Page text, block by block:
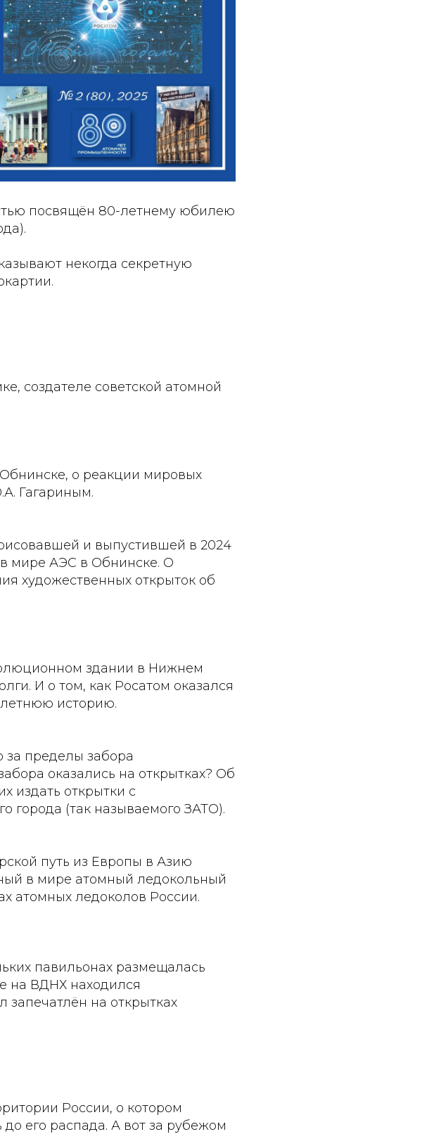
посвящён 80-летнему юбилею
некогда секретную
создателе советской атомной
о реакции мировых
Гагариным.
и выпустившей в 2024
мире АЭС в Обнинске. О
художественных открыток об
здании в Нижнем
И о том, как Росатом оказался
историю.
за пределы забора
оказались на открытках? Об
издать открытки с
города (так называемого ЗАТО).
путь из Европы в Азию
в мире атомный ледокольный
атомных ледоколов России.
павильонах размещалась
на ВДНХ находился
на открытках
России, о котором
его распада. А вот за рубежом